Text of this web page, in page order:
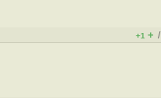
+1 + /